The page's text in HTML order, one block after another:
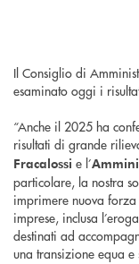
Il Consiglio di
esaminato oggi i
“Anche il 2025 ha
risultati di grande
Fracalossi e l’
particolare, la nostra
imprimere nuova
imprese, inclusa
destinati ad
una transizione equa e